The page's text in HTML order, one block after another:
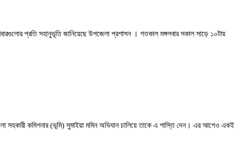
প্রতি সহানুভূতি জানিয়েছে উপজেলা প্রশাসন । গতকাল মঙ্গলবার সকাল সাড়ে ১০টায়
সহকারী কমিশনার (ভূমি) সুমাইয়া মমিন অভিযান চালিয়ে তাকে এ শাস্তি দেন। এর আগেও একই